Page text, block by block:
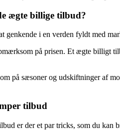
ægte billige tilbud?
i en verden fyldt med
på prisen. Et ægte billigt
på sæsoner og udskiftninger af
tilbud
er der et par tricks, som du kan